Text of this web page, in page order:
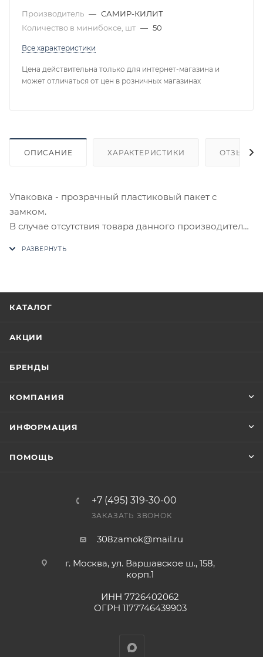
Производитель — САМИР-КИЛИТ
Количество в минибоксе, шт — 50
Все характеристики
Цена действительна только для интернет-магазина и
может отличаться от цен в розничных магазинах
ОПИСАНИЕ ХАРАКТЕРИСТИКИ ОТЗЫВЫ
Упаковка - прозрачный пластиковый пакет с
замком.
В случае отсутствия товара данного производителя
счете после проверки товара на наличие на складе.
оплата выставленного счета.
КАТАЛОГ
АКЦИИ
БРЕНДЫ
КОМПАНИЯ
ИНФОРМАЦИЯ
ПОМОЩЬ
+7 (495) 319-30-00
ЗАКАЗАТЬ ЗВОНОК
308zamok@mail.ru
г. Москва, ул. Варшавское ш., 158,
корп.1
ИНН 7726402062
ОГРН 1177746439903